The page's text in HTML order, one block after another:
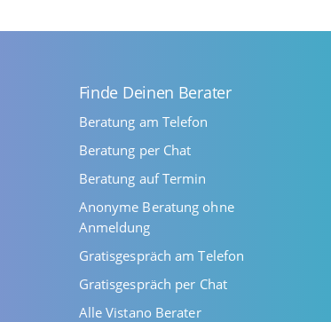
Finde Deinen Berater
Beratung am Telefon
Beratung per Chat
Beratung auf Termin
Anonyme Beratung ohne
Anmeldung
Gratisgespräch am Telefon
Gratisgespräch per Chat
Alle Vistano Berater